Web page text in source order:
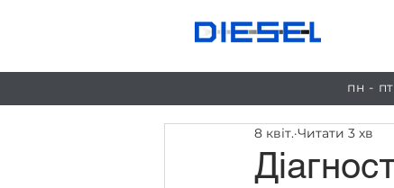
пн -
8 квіт. Читати 3 хв